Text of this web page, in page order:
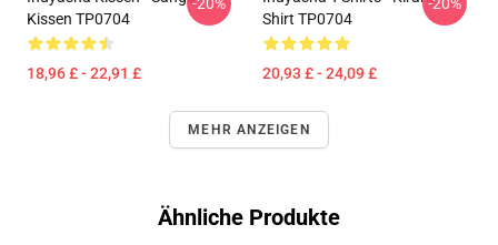
Kissen TP0704
18,96 £ - 22,91 £
Shirt TP0704
20,93 £ - 24,09 £
MEHR ANZEIGEN
Ähnliche Produkte